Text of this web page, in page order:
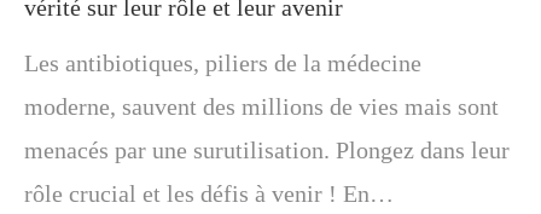
vérité sur leur rôle et leur avenir
Les antibiotiques, piliers de la médecine
moderne, sauvent des millions de vies mais sont
menacés par une surutilisation. Plongez dans leur
rôle crucial et les défis à venir ! En…